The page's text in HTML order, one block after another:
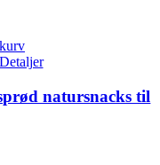
Detaljer
natursnacks til